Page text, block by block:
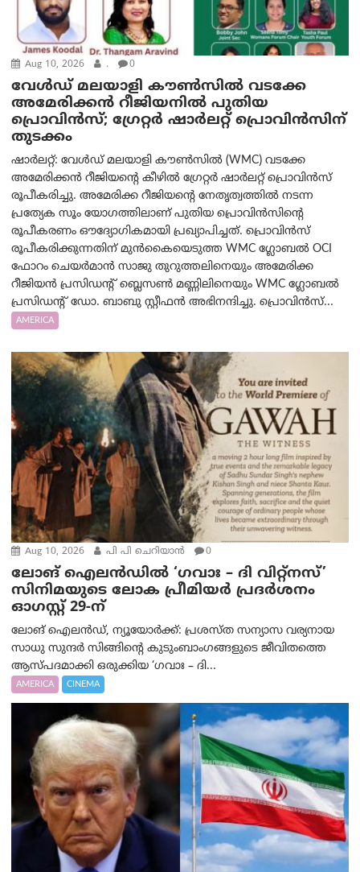
Aug 10, 2026 . 0
വേൾഡ് മലയാളി കൗൺസിൽ വടക്കേ
അമേരിക്കൻ റീജിയനിൽ പുതിയ
പ്രൊവിൻസ്; ഗ്രേറ്റർ ഷാർലറ്റ് പ്രൊവിൻസിന്
തുടക്കം
ഷാർലറ്റ്: വേൾഡ് മലയാളി കൗൺസിൽ (WMC) വടക്കേ
അമേരിക്കൻ റീജിയന്റെ കീഴിൽ ഗ്രേറ്റർ ഷാർലറ്റ് പ്രൊവിൻസ്
രൂപീകരിച്ചു. അമേരിക്ക റീജിയന്റെ നേതൃത്വത്തിൽ നടന്ന
പ്രത്യേക സൂം യോഗത്തിലാണ് പുതിയ പ്രൊവിൻസിന്റെ
രൂപീകരണം ഔദ്യോഗികമായി പ്രഖ്യാപിച്ചത്. പ്രൊവിൻസ്
രൂപീകരിക്കുന്നതിന് മുൻകൈയെടുത്ത WMC ഗ്ലോബൽ OCI
ഫോറം ചെയർമാൻ സാജു തുറുത്തലിനെയും അമേരിക്ക
റീജിയൻ പ്രസിഡന്റ് ബ്ലെസൺ മണ്ണിലിനെയും WMC ഗ്ലോബൽ
പ്രസിഡന്റ് ഡോ. ബാബു സ്റ്റീഫൻ അഭിനന്ദിച്ചു. പ്രൊവിൻസ്...
AMERICA
Aug 10, 2026 പി പി ചെറിയാൻ 0
ലോങ് ഐലൻഡിൽ ‘ഗവാഃ – ദി വിറ്റ്‌നസ്’
സിനിമയുടെ ലോക പ്രീമിയർ പ്രദർശനം
ഓഗസ്റ്റ് 29-ന്
ലോങ് ഐലൻഡ്, ന്യൂയോർക്ക്: പ്രശസ്ത സന്യാസ വര്യനായ
സാധു സുന്ദർ സിങ്ങിന്റെ കുടുംബാംഗങ്ങളുടെ ജീവിതത്തെ
ആസ്പദമാക്കി ഒരുക്കിയ ‘ഗവാഃ – ദി...
AMERICA CINEMA